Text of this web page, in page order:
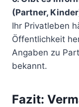
(Partner,
Ihr Privatleben
Öffentlichkeit
Angaben zu
bekannt.
Fazit: